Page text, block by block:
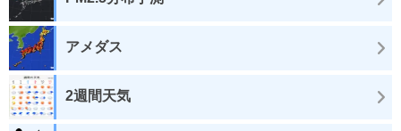
アメダス
2週間天気